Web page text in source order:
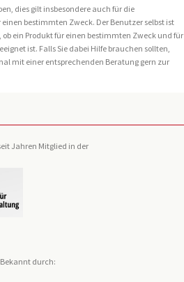
dies gilt insbesondere auch für die
bestimmten Zweck. Der Benutzer selbst ist
ein Produkt für einen bestimmten Zweck und für
ist. Falls Sie dabei Hilfe brauchen sollten,
mit einer entsprechenden Beratung gern zur
Jahren Mitglied in der
Bekannt durch: